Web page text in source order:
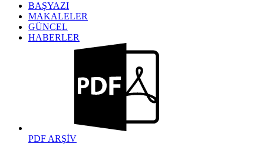
BAŞYAZI
MAKALELER
GÜNCEL
HABERLER
PDF ARŞİV